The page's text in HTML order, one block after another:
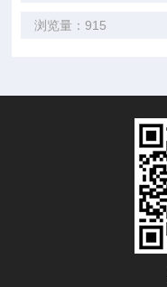
浏览量：915